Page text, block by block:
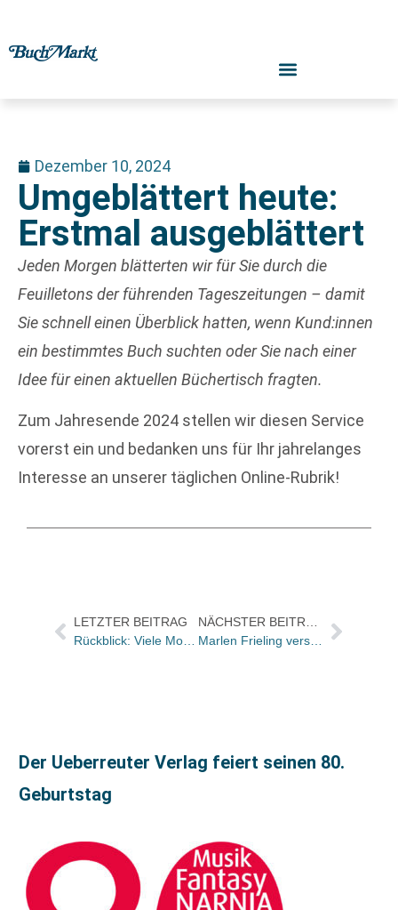
Dezember 10, 2024
Umgeblättert heute:
Erstmal ausgeblättert
Jeden Morgen blätterten wir für Sie durch die
Feuilletons der führenden Tageszeitungen – damit
Sie schnell einen Überblick hatten, wenn Kund:innen
ein bestimmtes Buch suchten oder Sie nach einer
Idee für einen aktuellen Büchertisch fragten.
Zum Jahresende 2024 stellen wir diesen Service
vorerst ein und bedanken uns für Ihr jahrelanges
Interesse an unserer täglichen Online-Rubrik!
LETZTER BEITRAG
Rückblick: Viele Momente und Menschen wie diese haben BuchMarkt geprägt
Der Ueberreuter Verlag feiert seinen 80.
Geburtstag